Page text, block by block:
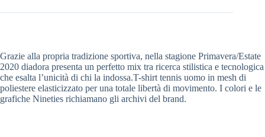
Grazie alla propria tradizione sportiva, nella stagione Primavera/Estate
2020 diadora presenta un perfetto mix tra ricerca stilistica e tecnologica
che esalta l’unicità di chi la indossa.T-shirt tennis uomo in mesh di
poliestere elasticizzato per una totale libertà di movimento. I colori e le
grafiche Nineties richiamano gli archivi del brand.